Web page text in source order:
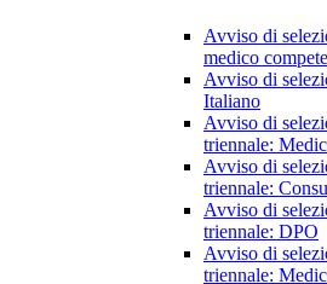
Avviso di
medico
Avviso di
Italiano
Avviso di
triennale:
Avviso di
triennale:
Avviso di
triennale: DPO
Avviso di
triennale: